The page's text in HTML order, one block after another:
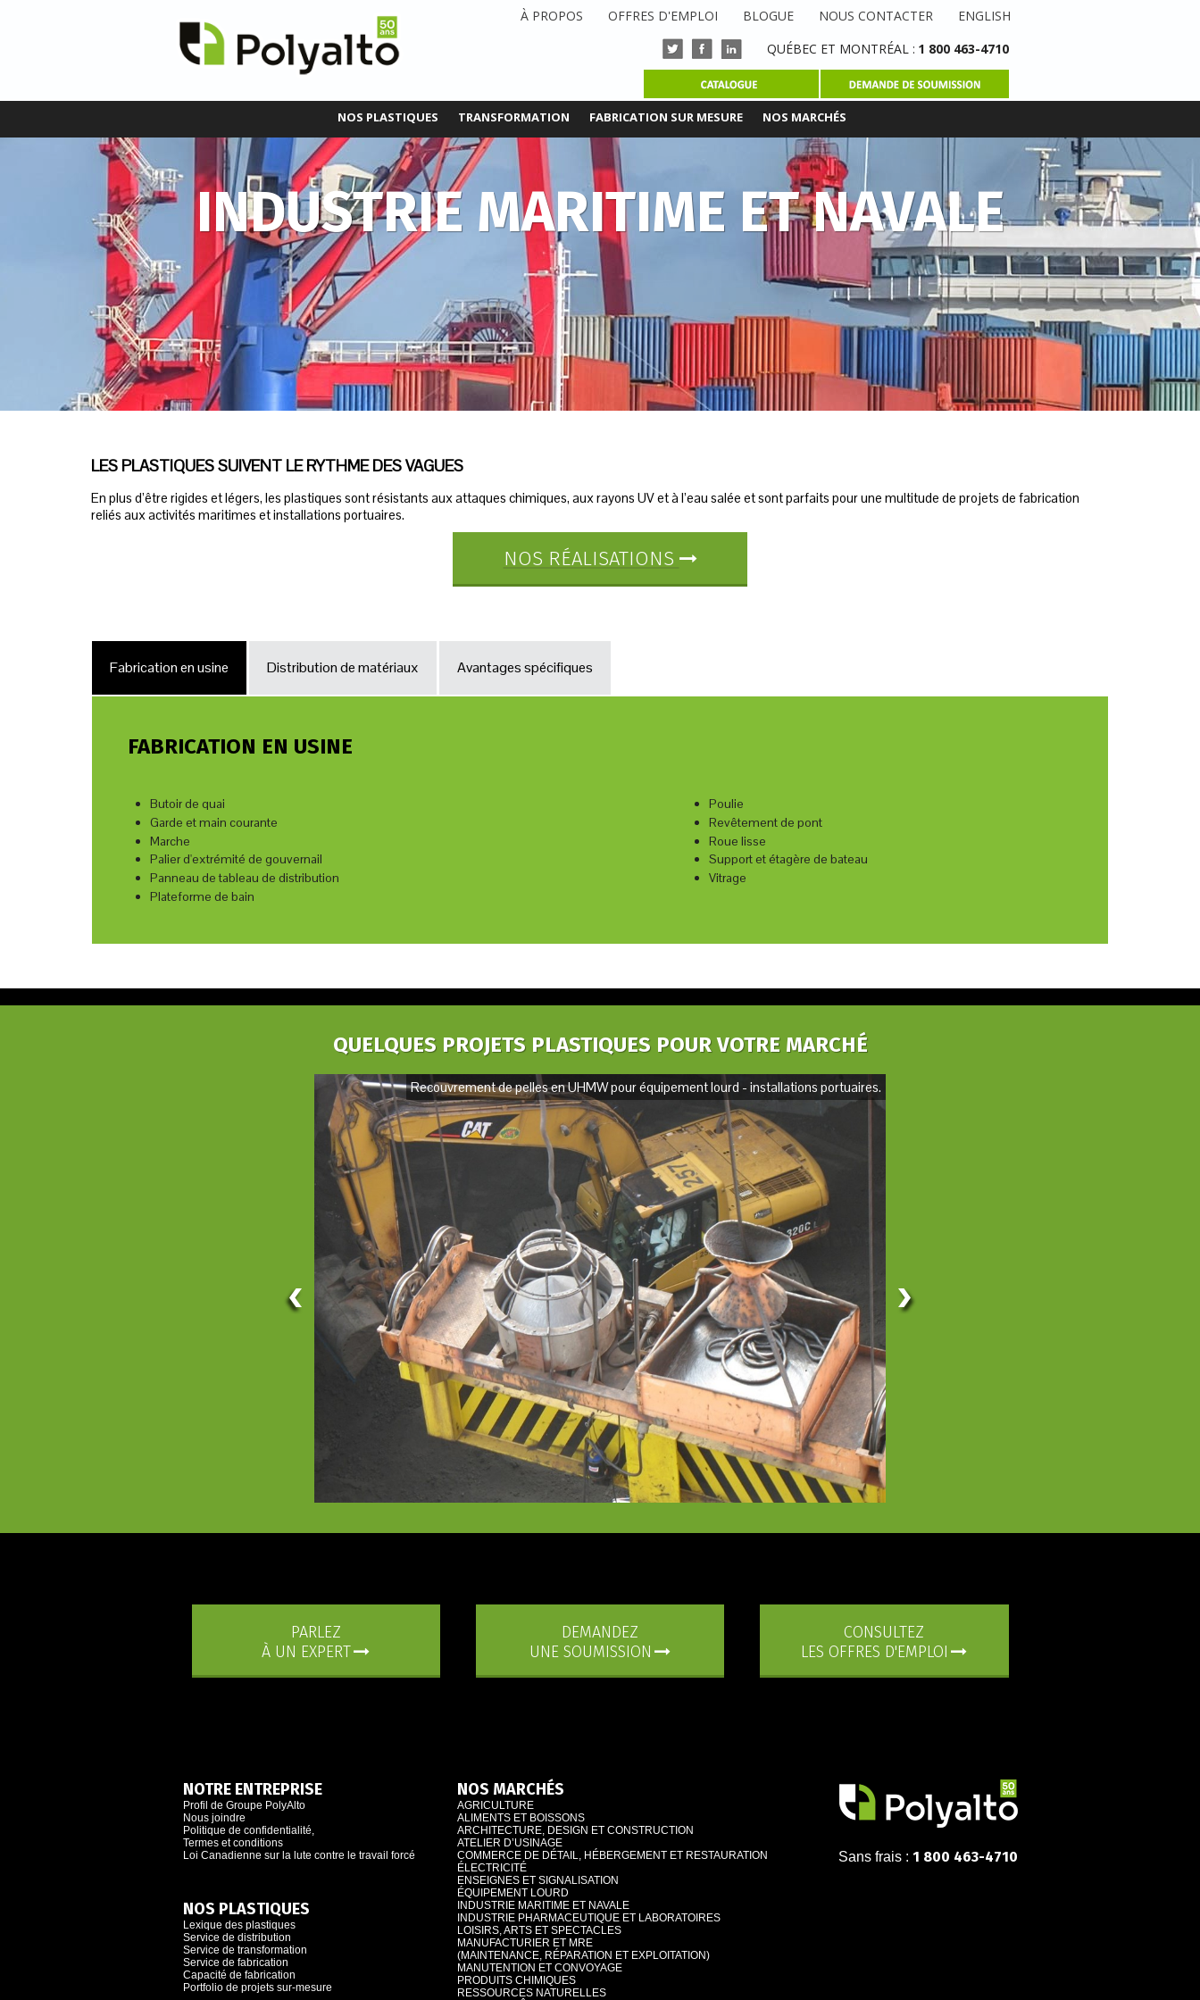
NOS PLASTIQUES TRANSFORMATION FABRICATION SUR MESURE NOS MARCHÉS
À PROPOS OFFRES D'EMPLOI BLOGUE NOUS CONTACTER
ENGLISH
QUÉBEC ET MONTRÉAL : 1 800 463-4710
INDUSTRIE MARITIME ET NAVALE
LES PLASTIQUES SUIVENT LE RYTHME DES VAGUES
En plus d’être rigides et légers, les plastiques sont résistants aux attaques chimiques, aux rayons UV et à l’eau salée et sont parfaits pour une multitude de projets de fabrication
reliés aux activités maritimes et installations portuaires.
NOS RÉALISATIONS
Fabrication en usine Distribution de matériaux Avantages spécifiques
FABRICATION EN USINE
Butoir de quai
Garde et main courante
Marche
Palier d'extrémité de gouvernail
Panneau de tableau de distribution
Plateforme de bain
Poulie
Revêtement de pont
Roue lisse
Support et étagère de bateau
Vitrage
QUELQUES PROJETS PLASTIQUES POUR VOTRE MARCHÉ
Recouvrement de pelles en UHMW pour équipement lourd - installations portuaires.
Recouvrement de chute en UHMW Tivar 88
PARLEZ
À UN EXPERT
DEMANDEZ
UNE SOUMISSION
CONSULTEZ
LES OFFRES D'EMPLOI
NOTRE ENTREPRISE
Profil de Groupe PolyAlto
Nous joindre
Politique de confidentialité,
Termes et conditions
Loi Canadienne sur la lute contre le travail forcé
NOS PLASTIQUES
Lexique des plastiques
Service de distribution
Service de transformation
Service de fabrication
Capacité de fabrication
Portfolio de projets sur-mesure
NOS MARCHÉS
AGRICULTURE
ALIMENTS ET BOISSONS
ARCHITECTURE, DESIGN ET CONSTRUCTION
ATELIER D’USINAGE
COMMERCE DE DÉTAIL, HÉBERGEMENT ET RESTAURATION
ÉLECTRICITÉ
ENSEIGNES ET SIGNALISATION
ÉQUIPEMENT LOURD
INDUSTRIE MARITIME ET NAVALE
INDUSTRIE PHARMACEUTIQUE ET LABORATOIRES
LOISIRS, ARTS ET SPECTACLES
MANUFACTURIER ET MRE
(MAINTENANCE, RÉPARATION ET EXPLOITATION)
MANUTENTION ET CONVOYAGE
PRODUITS CHIMIQUES
RESSOURCES NATURELLES
Sans frais : 1 800 463-4710